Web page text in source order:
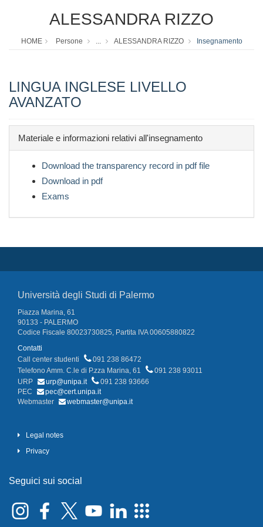
ALESSANDRA RIZZO
HOME Persone ... ALESSANDRA RIZZO Insegnamento
LINGUA INGLESE LIVELLO
AVANZATO
Materiale e informazioni relativi all'insegnamento
Download the transparency record in pdf file
Download in pdf
Exams
Università degli Studi di Palermo
Piazza Marina, 61
90133 - PALERMO
Codice Fiscale 80023730825, Partita IVA 00605880822
Contatti
Call center studenti
091 238 86472
Telefono Amm. C.le di P.zza Marina, 61
091 238 93011
URP
urp@unipa.it
091 238 93666
PEC
pec@cert.unipa.it
Webmaster
webmaster@unipa.it
Legal notes
Privacy
Seguici sui social